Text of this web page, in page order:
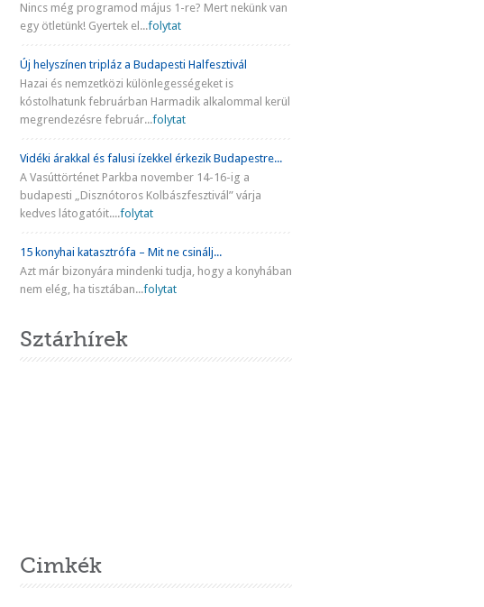
Nincs még programod május 1-re? Mert nekünk van
egy ötletünk! Gyertek el...folytat
Új helyszínen tripláz a Budapesti Halfesztivál
Hazai és nemzetközi különlegességeket is
kóstolhatunk februárban Harmadik alkalommal kerül
megrendezésre február...folytat
Vidéki árakkal és falusi ízekkel érkezik Budapestre...
A Vasúttörténet Parkba november 14-16-ig a
budapesti „Disznótoros Kolbászfesztivál” várja
kedves látogatóit....folytat
15 konyhai katasztrófa – Mit ne csinálj...
Azt már bizonyára mindenki tudja, hogy a konyhában
nem elég, ha tisztában...folytat
Sztárhírek
Cimkék